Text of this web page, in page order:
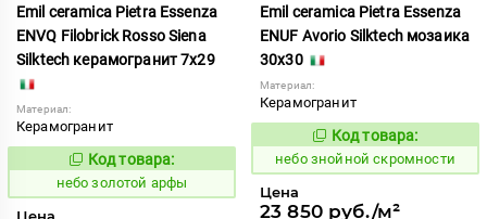
Emil ceramica Pietra Essenza
ENVQ Filobrick Rosso Siena
Silktech керамогранит 7x29
Материал:
Керамогранит
1113501
Код товара:
небо золотой арфы
Emil ceramica Pietra Essenza
ENUF Avorio Silktech мозаика
30x30
Материал:
Керамогранит
1113468
Код товара:
небо знойной скромности
Цена
23 850 руб./м²